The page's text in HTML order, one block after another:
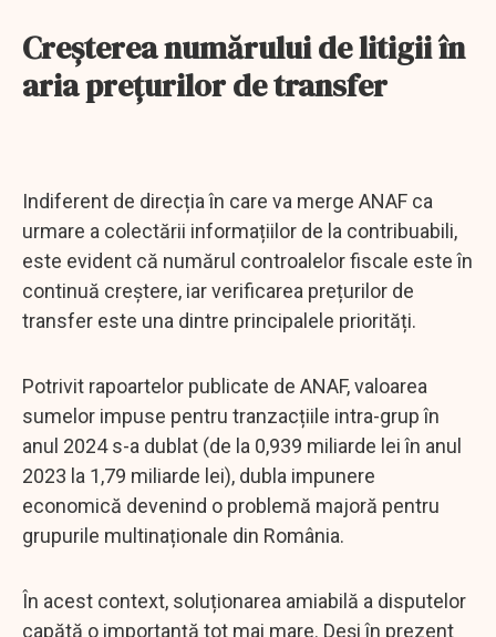
Creșterea numărului de litigii în
aria prețurilor de transfer
Indiferent de direcția în care va merge ANAF ca
urmare a colectării informațiilor de la contribuabili,
este evident că numărul controalelor fiscale este în
continuă creștere, iar verificarea prețurilor de
transfer este una dintre principalele priorități.
Potrivit rapoartelor publicate de ANAF, valoarea
sumelor impuse pentru tranzacțiile intra-grup în
anul 2024 s-a dublat (de la 0,939 miliarde lei în anul
2023 la 1,79 miliarde lei), dubla impunere
economică devenind o problemă majoră pentru
grupurile multinaționale din România.
În acest context, soluționarea amiabilă a disputelor
capătă o importanță tot mai mare. Deși în prezent